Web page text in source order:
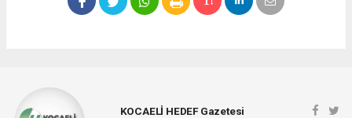
KOCAELİ HEDEF Gazetesi